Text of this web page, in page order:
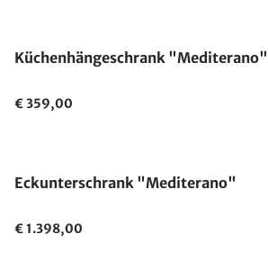
Küchenhängeschrank "Mediterano"
€ 359,00
Eckunterschrank "Mediterano"
€ 1.398,00